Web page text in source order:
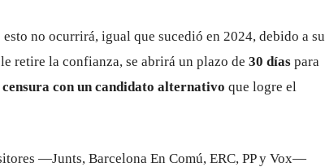
no ocurrirá, igual que sucedió en 2024, debido a su
retire la confianza, se abrirá un plazo de 30 días para
censura con un candidato alternativo que logre el
—Junts, Barcelona En Comú, ERC, PP y Vox—